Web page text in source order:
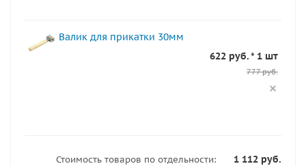
Валик для прикатки 30мм
622 руб. * 1 шт
777 руб.
Стоимость товаров по отдельности: 1 112 руб.